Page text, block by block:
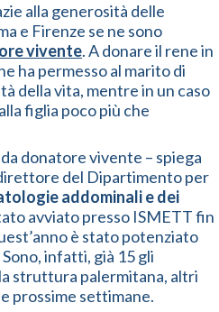
alla generosità delle
e Firenze se ne sono
vivente. A donare il rene in
ha permesso al marito di
della vita, mentre in un caso
figlia poco più che
donatore vivente – spiega
del Dipartimento per
addominali e dei
avviato presso ISMETT fin
è stato potenziato
infatti, già 15 gli
struttura palermitana, altri
prossime settimane.